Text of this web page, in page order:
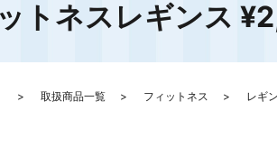
トネスレギンス
取扱商品一覧 フィットネス
レギ